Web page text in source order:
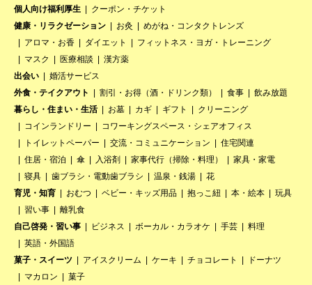
個人向け福利厚生
クーポン・チケット
健康・リラクゼーション
お灸
めがね・コンタクトレンズ
アロマ・お香
ダイエット
フィットネス・ヨガ・トレーニング
マスク
医療相談
漢方薬
出会い
婚活サービス
外食・テイクアウト
割引・お得（酒・ドリンク類） 食事
飲み放題
暮らし・住まい・生活
お墓 カギ ギフト
クリーニング
コインランドリー
コワーキングスペース・シェアオフィス
トイレットペーパー
交流・コミュニケーション
住宅関連
住居・宿泊
傘 入浴剤 家事代行（掃除・料理）
家具・家電
寝具
歯ブラシ・電動歯ブラシ 温泉・銭湯
花
育児・知育
おむつ ベビー・キッズ用品 抱っこ紐 本・絵本
玩具
習い事
離乳食
自己啓発・習い事
ビジネス ボーカル・カラオケ 手芸
料理
英語・外国語
菓子・スイーツ
アイスクリーム ケーキ チョコレート
ドーナツ
マカロン
菓子